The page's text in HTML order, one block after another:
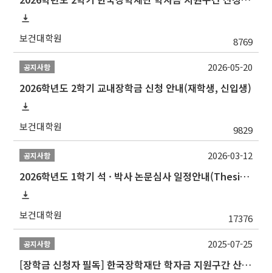
보건대학원 8769
공지사항
2026학년도 2학기 교내장학금 신청 안내(재학생, 신입생)
보건대학원 9829
2026-05-20
공지사항
2026학년도 1학기 석 · 박사 논문심사 일정안내(Thesis Defense Schedules)
보건대학원 17376
2026-03-12
공지사항
[장학금 신청자 필독] 한국장학재단 학자금 지원구간 산정 권고
2025-07-25